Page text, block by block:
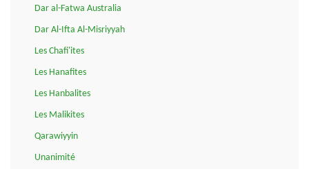
Dar al-Fatwa Australia
Dar Al-Ifta Al-Misriyyah
Les Chafi'ites
Les Hanafites
Les Hanbalites
Les Malikites
Qarawiyyin
Unanimité